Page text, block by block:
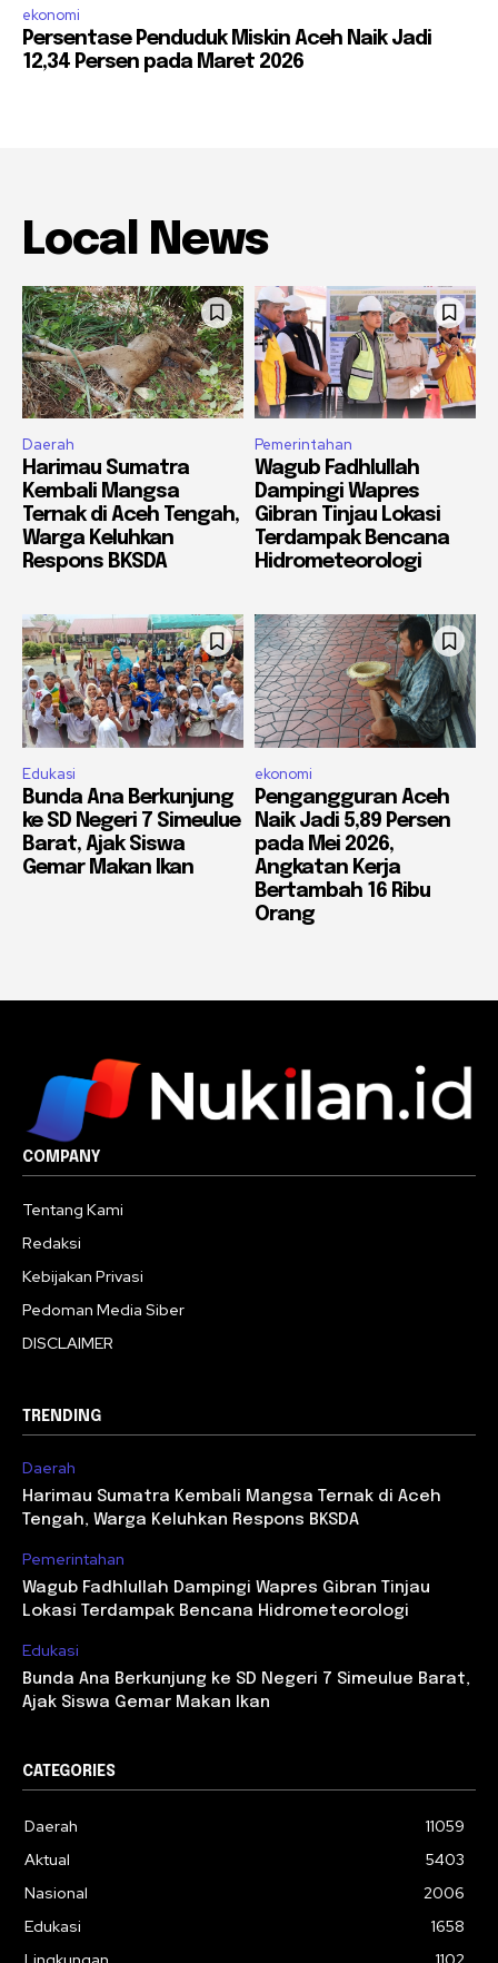
ekonomi
Persentase Penduduk Miskin Aceh Naik Jadi
12,34 Persen pada Maret 2026
Local News
Daerah
Harimau Sumatra
Kembali Mangsa
Ternak di Aceh Tengah,
Warga Keluhkan
Respons BKSDA
Pemerintahan
Wagub Fadhlullah
Dampingi Wapres
Gibran Tinjau Lokasi
Terdampak Bencana
Hidrometeorologi
Edukasi
Bunda Ana Berkunjung
ke SD Negeri 7 Simeulue
Barat, Ajak Siswa
Gemar Makan Ikan
ekonomi
Pengangguran Aceh
Naik Jadi 5,89 Persen
pada Mei 2026,
Angkatan Kerja
Bertambah 16 Ribu
Orang
COMPANY
Tentang Kami
Redaksi
Kebijakan Privasi
Pedoman Media Siber
DISCLAIMER
TRENDING
Daerah
Harimau Sumatra Kembali Mangsa Ternak di Aceh
Tengah, Warga Keluhkan Respons BKSDA
Pemerintahan
Wagub Fadhlullah Dampingi Wapres Gibran Tinjau
Lokasi Terdampak Bencana Hidrometeorologi
Edukasi
Bunda Ana Berkunjung ke SD Negeri 7 Simeulue Barat,
Ajak Siswa Gemar Makan Ikan
CATEGORIES
Daerah
11059
Aktual
5403
Nasional
2006
Edukasi
1658